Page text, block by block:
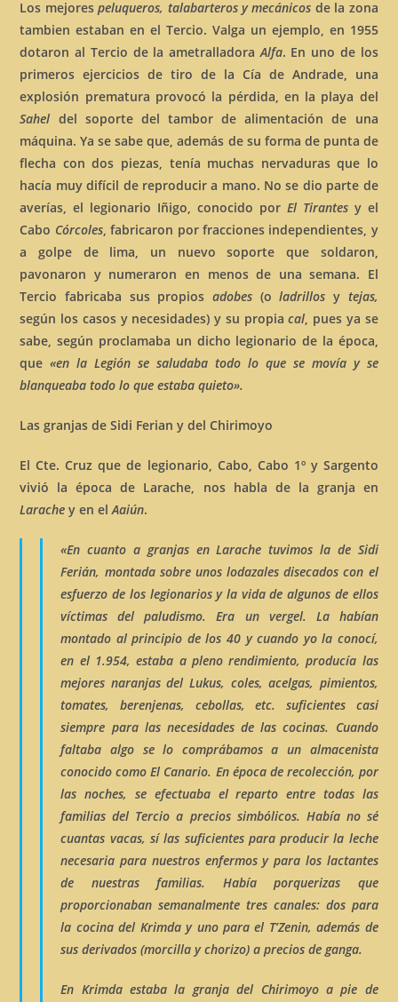
Los mejorespeluqueros, talabarteros y mecánicos de la zona
tambien estaban en el Tercio. Valga un ejemplo, en 1955
dotaron al Tercio de la ametralladoraAlfa. En uno de los
primeros ejercicios de tiro de la Cía de Andrade, una
explosión prematura provocó la pérdida, en la playa del
Sahel del soporte del tambor de alimentación de una
máquina. Ya se sabe que, además de su forma de punta de
flecha con dos piezas, tenía muchas nervaduras que lo
hacía muy difícil de reproducir a mano. No se dio parte de
averías, el legionario Iñigo, conocido por El Tirantesy el
Cabo Córcoles, fabricaron por fracciones independientes, y
a golpe de lima, un nuevo soporte que soldaron,
pavonaron y numeraron en menos de una semana. El
Tercio fabricaba sus propios adobes (oladrillos y tejas,
según los casos y necesidades) y su propiacal, pues ya se
sabe, según proclamaba un dicho legionario de la época,
que«en la Legión se saludaba todo lo que se movía y se
blanqueaba todo lo que estaba quieto».
Las granjas de Sidi Ferian y del Chirimoyo
El Cte. Cruz que de legionario, Cabo, Cabo 1º y Sargento
vivió la época de Larache, nos habla de la granja en
Larache y en elAaiún.
«En cuanto a granjas en Larache tuvimos la de Sidi
Ferián, montada sobre unos lodazales disecados con el
esfuerzo de los legionarios y la vida de algunos de ellos
víctimas del paludismo. Era un vergel. La habían
montado al principio de los 40 y cuando yo la conocí,
en el 1.954, estaba a pleno rendimiento, producía las
mejores naranjas del Lukus, coles, acelgas, pimientos,
tomates, berenjenas, cebollas, etc. suficientes casi
siempre para las necesidades de las cocinas. Cuando
faltaba algo se lo comprábamos a un almacenista
conocido comoEl Canario. En época de recolección, por
las noches, se efectuaba el reparto entre todas las
familias del Tercio a precios simbólicos. Había no sé
cuantas vacas, sí las suficientes para producir la leche
necesaria para nuestros enfermos y para los lactantes
de nuestras familias. Había porquerizas que
proporcionaban semanalmente tres canales: dos para
la cocina del Krimday uno para el T’Zenin, además de
sus derivados (morcilla y chorizo) a precios de ganga.
En Krimdaestabala granja del Chirimoyoa pie de